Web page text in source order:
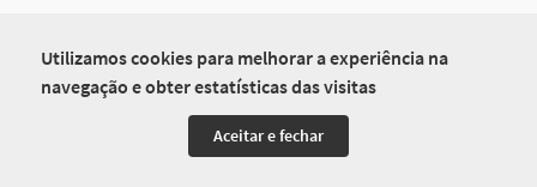
Utilizamos cookies para melhorar a experiência na
navegação e obter estatísticas das visitas
Aceitar e fechar